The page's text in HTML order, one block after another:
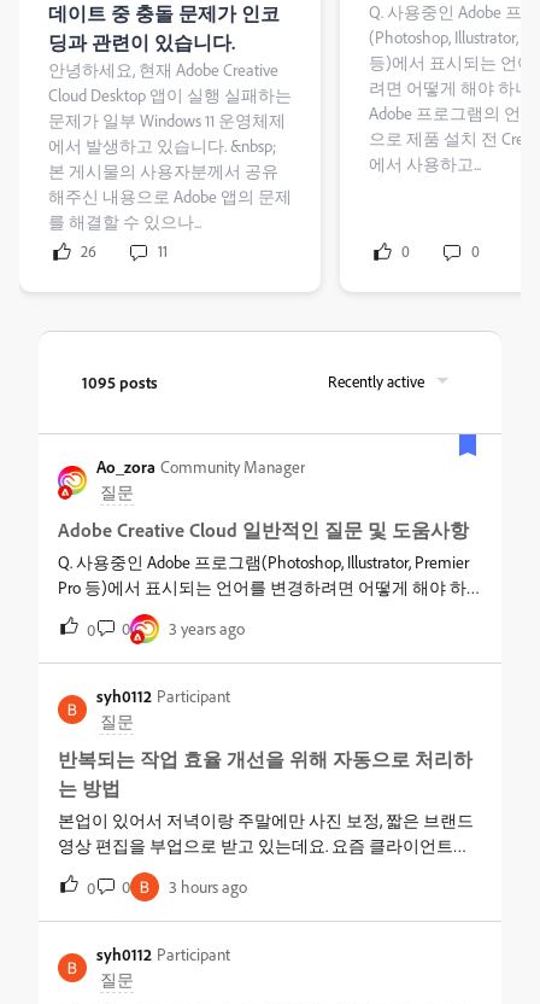
데이트 중 충돌 문제가 인코
딩과 관련이 있습니다.
안녕하세요, 현재 Adobe Creative
Cloud Desktop 앱이 실행 실패하는
문제가 일부 Windows 11 운영체제
에서 발생하고 있습니다. &nbsp;
본 게시물의 사용자분께서 공유
해주신 내용으로 Adobe 앱의 문제
를 해결할 수 있으나...
26 11
Q. 사용중인 Adobe 프
(Photoshop, Illustrator,
등)에서 표시되는 언어
려면 어떻게 해야 하나
Adobe 프로그램의 언
으로 제품 설치 전
에서 사용하고...
0 0
1095 posts Recently active
Ao_zora Community Manager
질문
Adobe Creative Cloud 일반적인 질문 및 도움사항
Q. 사용중인 Adobe 프로그램(Photoshop, Illustrator, Premier
Pro 등)에서 표시되는 언어를 변경하려면 어떻게 해야 하
나요?A. Adobe 프로그램의 언어는 기본적으로 제품 설치
전 Creative Cloud에서 사용하고자 하는 언어로 설정 후 설
치를 진행해 주셔야 합니다.&nbsp; &nbsp; 만일 현재 설치되
어 있는 Adobe 프로그램의 언어를 변경하고자 하는 경우,
제거 후 Creative Cloud에서 언어변경을 통해 새롭게 다운받
아 이용하실 수 있습니다. 보다 자세한 방법은 이곳을 참고
하실 수 있습니다.&nbsp; &nbsp; Q. MacOS에서 Adobe 프로
그램을 설치할 때, “허용하려면 암호를 입력하시오.” 라는
단계가 표시 됩니다. 어떤 암호를 입력해야 하나요?&nbsp;
A. Adobe Creative Cloud 및 Adobe 프로그램을 설치하려고
변경하려고 합니다. 허용하려면 암호를 입력하십시오.” 라
는 문구가 발생할 수 있습니다.&nbsp; &nbsp; 해당 메시지는
“확인”을 눌러주시면 Adobe 프로그램의 설치가 진행됩니
다.&nbsp; &nbsp; &nbsp; &nbsp; Q. 최신버전이 아닌 다른 버
0 0 3 years ago
syh0112 Participant
질문
반복되는 작업 효율 개선을 위해 자동으로 처리하
는 방법
본업이 있어서 저녁이랑 주말에만 사진 보정, 짧은 브랜드
영상 편집을 부업으로 받고 있는데요. 요즘 클라이언트들
이 매주 비슷한 톤의 보정이나 자막 삽입을 반복해서 요청
해요. 매번 손으로 똑같은 작업을 새로 하다 보니 부업에 쓸
수 있는 시간이 계속 줄어드는 것 같아요.이렇게 반복되는
작업, 프로그램이 알아서 처리해주는 방법이 따로 있나요?
어떤 기능부터 익히면 되는지 궁금해요.
0 0 3 hours ago
syh0112 Participant
질문